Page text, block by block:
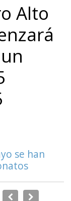
Alto
se han